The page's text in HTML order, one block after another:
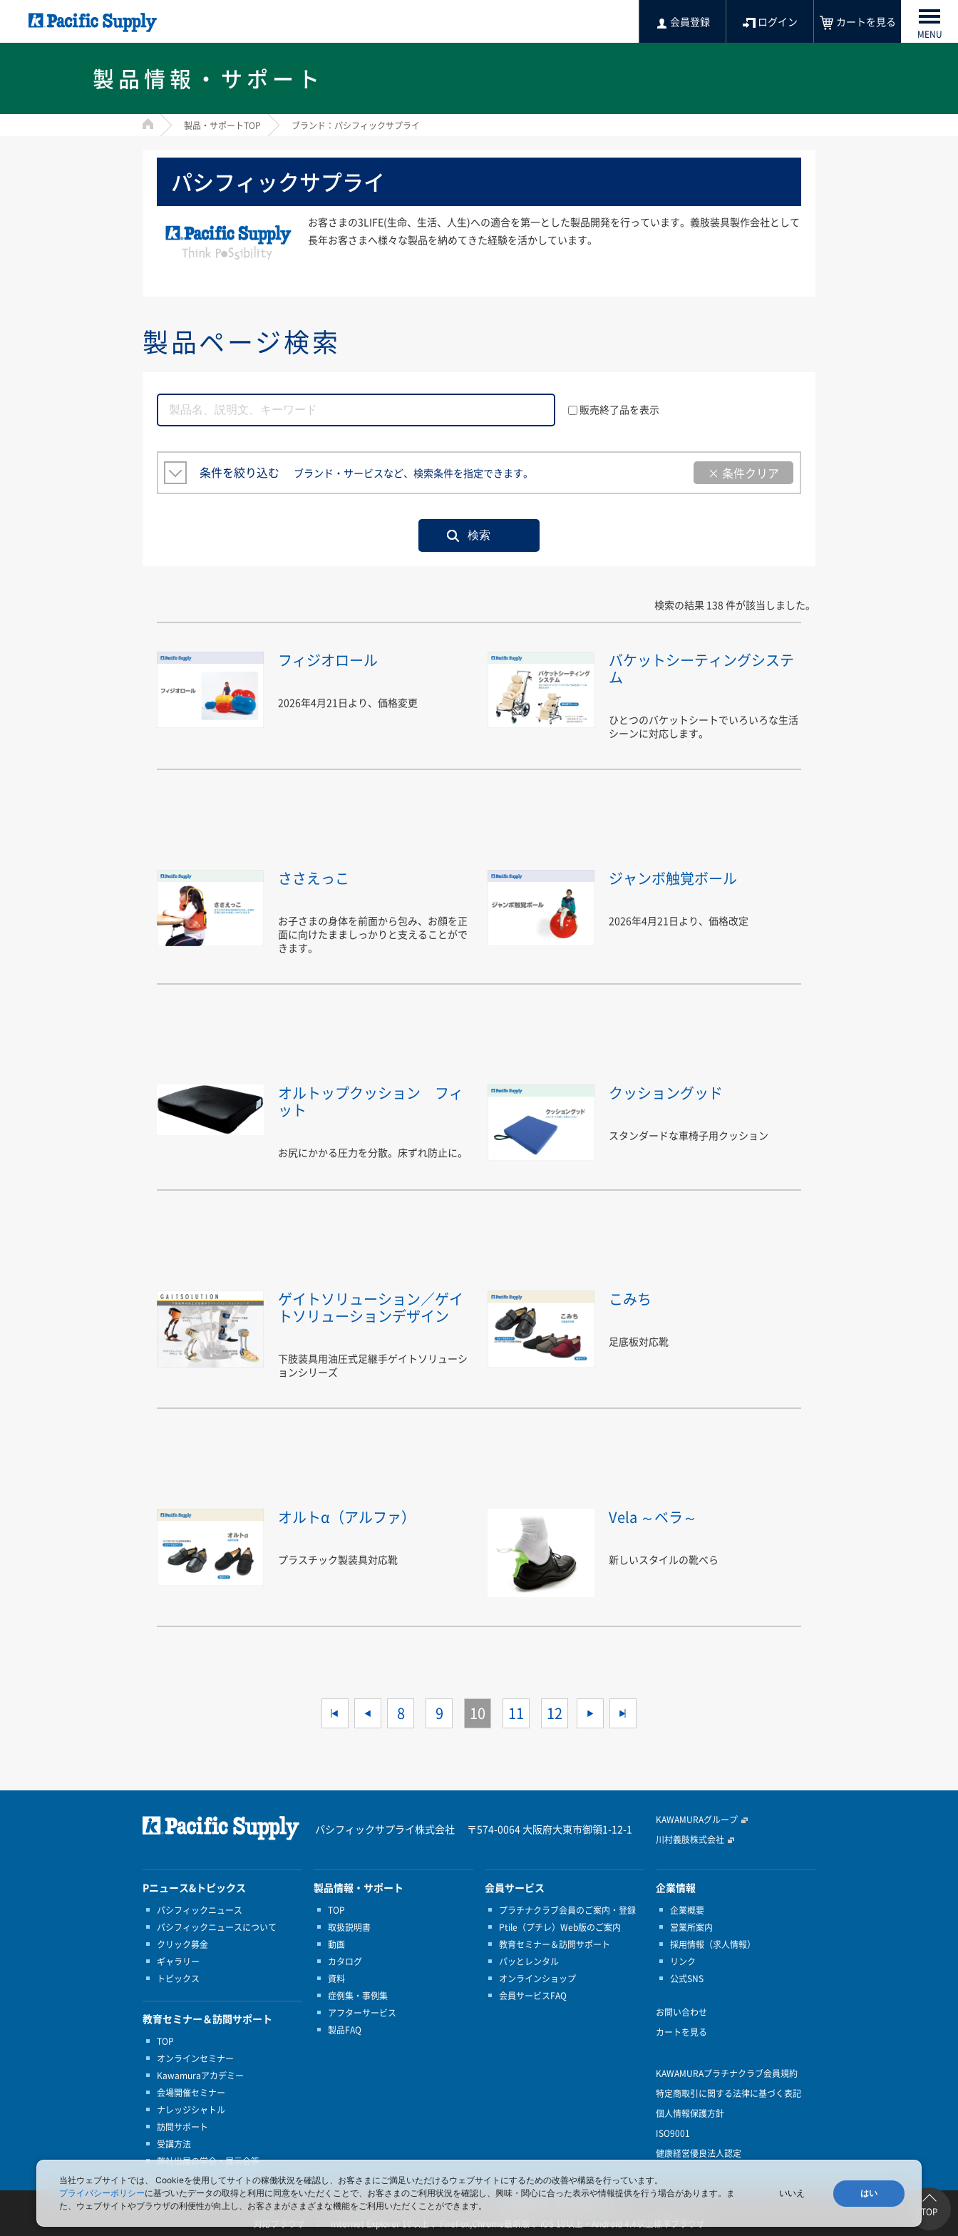
会員登録 ログイン カートを見る
MENU
製品情報・サポート
HOME 製品・サポートTOP ブランド：パシフィックサプライ
パシフィックサプライ
お客さまの3LIFE(生命、生活、人生)への適合を第一とした製品開発を行っています。義肢装具製作会社として
長年お客さまへ様々な製品を納めてきた経験を活かしています。
製品ページ検索
販売終了品を表示
条件を絞り込む ブランド・サービスなど、検索条件を指定できます。 × 条件クリア
検索の結果 138 件が該当しました。
フィジオロール
2026年4月21日より、価格変更
バケットシーティングシステ
ム
ひとつのバケットシートでいろいろな生活
シーンに対応します。
ささえっこ
お子さまの身体を前面から包み、お顔を正
面に向けたまましっかりと支えることがで
きます。
ジャンボ触覚ボール
2026年4月21日より、価格改定
オルトップクッション フィ
ット
お尻にかかる圧力を分散。床ずれ防止に。
クッショングッド
スタンダードな車椅子用クッション
ゲイトソリューション／ゲイ
トソリューションデザイン
下肢装具用油圧式足継手ゲイトソリューシ
ョンシリーズ
こみち
足底板対応靴
オルトα（アルファ）
プラスチック製装具対応靴
Vela ～ベラ～
新しいスタイルの靴べら
8 9 10 11 12
TOP
パシフィックサプライ株式会社 〒574-0064 大阪府大東市御領1-12-1
KAWAMURAグループ
川村義肢株式会社
Pニュース&トピックス
パシフィックニュース
パシフィックニュースについて
クリック募金
ギャラリー
トピックス
教育セミナー＆訪問サポート
TOP
オンラインセミナー
Kawamuraアカデミー
会場開催セミナー
ナレッジシャトル
訪問サポート
受講方法
弊社出展の学会・展示会等
製品情報・サポート
TOP
取扱説明書
動画
カタログ
資料
症例集・事例集
アフターサービス
製品FAQ
会員サービス
プラチナクラブ会員のご案内・登録
Ptile（プチレ）Web版のご案内
教育セミナー＆訪問サポート
パッとレンタル
オンラインショップ
会員サービスFAQ
企業情報
企業概要
営業所案内
採用情報（求人情報）
リンク
公式SNS
お問い合わせ
カートを見る
KAWAMURAプラチナクラブ会員規約
特定商取引に関する法律に基づく表記
個人情報保護方針
ISO9001
健康経営優良法人認定
© 2017 Pacific Supply Co.,Ltd. コンテンツの無断使用・転載を禁じます。
対応ブラウザ ： Internet Explorer 10以上 、FireFox,Chrome最新版 、iOS 10以上・Android 4.4以上標準ブラウザ
当社ウェブサイトでは、 Cookieを使用してサイトの稼働状況を確認し、お客さまにご満足いただけるウェブサイトにするための改善や構築を行っています。
プライバシーポリシーに基づいたデータの取得と利用に同意をいただくことで、お客さまのご利用状況を確認し、興味・関心に合った表示や情報提供を行う場合があります。ま
た、ウェブサイトやブラウザの利便性が向上し、お客さまがさまざまな機能をご利用いただくことができます。
いいえ はい